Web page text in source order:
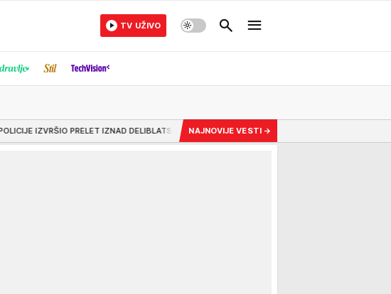
TV UŽIVO
PRELET IZNAD DELIBLATSKE PEŠČARE Nema povlačenja u ovoj dramatičnoj borbi! Zaštita ljudi,
NAJNOVIJE VESTI →